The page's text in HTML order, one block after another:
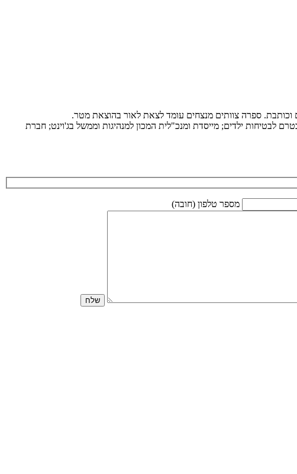
וכותבת. ספרה צוותים מנצחים עומד לצאת לאור בהוצאת מטר.
לבטיחות ילדים; מייסדת ומנכ"לית המכון למנהיגות וממשל בג'וינט; חברת
מספר טלפון (חובה)